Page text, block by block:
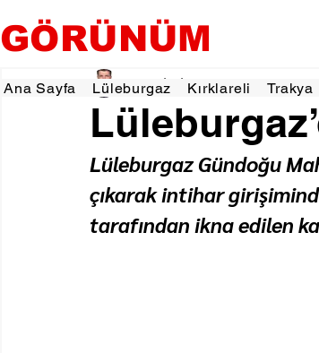
GÖRÜNÜM
Ana Sayfa Lüleburgaz Kırklareli Trakya
Tevfik İŞÇİ 11 Haz 1 dakikada okunur
Lüleburgaz Gündoğu
çıkarak intihar
tarafından ikna edilen